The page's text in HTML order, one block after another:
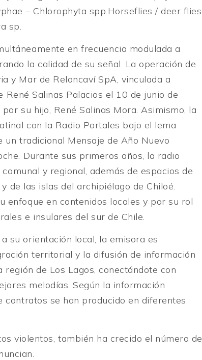
– Chlorophyta spp.Horseflies / deer flies
sp.
en frecuencia modulada a
la calidad de su señal. La operación de
y Mar de Reloncaví SpA, vinculada a
Salinas Palacios el 10 de junio de
su hijo, René Salinas Mora. Asimismo, la
con la Radio Portales bajo el lema
tradicional Mensaje de Año Nuevo
Durante sus primeros años, la radio
y regional, además de espacios de
de las islas del archipiélago de Chiloé.
enfoque en contenidos locales y por su rol
e insulares del sur de Chile.
su orientación local, la emisora es
territorial y la difusión de información
de Los Lagos, conectándote con
melodías. Según la información
contratos se han producido en diferentes
violentos, también ha crecido el número de